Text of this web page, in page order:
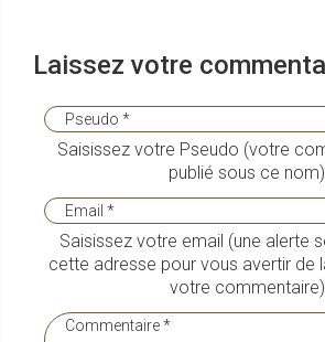
Laissez votre
Saisissez votre Pseudo (votre
publié sous ce nom)
Saisissez votre email (une alerte
cette adresse pour vous avertir de
votre commentaire)